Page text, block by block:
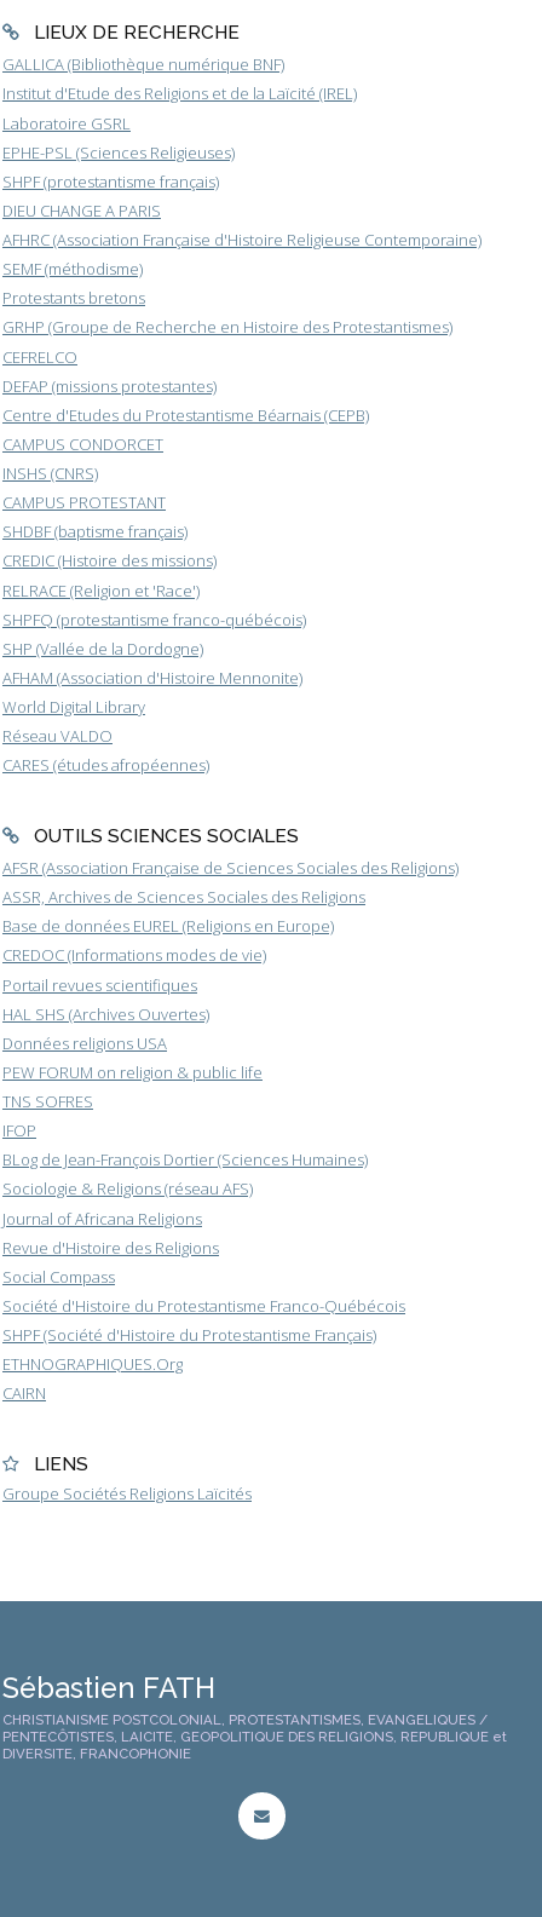
LIEUX DE RECHERCHE
GALLICA (Bibliothèque numérique BNF)
Institut d'Etude des Religions et de la Laïcité (IREL)
Laboratoire GSRL
EPHE-PSL (Sciences Religieuses)
SHPF (protestantisme français)
DIEU CHANGE A PARIS
AFHRC (Association Française d'Histoire Religieuse Contemporaine)
SEMF (méthodisme)
Protestants bretons
GRHP (Groupe de Recherche en Histoire des Protestantismes)
CEFRELCO
DEFAP (missions protestantes)
Centre d'Etudes du Protestantisme Béarnais (CEPB)
CAMPUS CONDORCET
INSHS (CNRS)
CAMPUS PROTESTANT
SHDBF (baptisme français)
CREDIC (Histoire des missions)
RELRACE (Religion et 'Race')
SHPFQ (protestantisme franco-québécois)
SHP (Vallée de la Dordogne)
AFHAM (Association d'Histoire Mennonite)
World Digital Library
Réseau VALDO
CARES (études afropéennes)
OUTILS SCIENCES SOCIALES
AFSR (Association Française de Sciences Sociales des Religions)
ASSR, Archives de Sciences Sociales des Religions
Base de données EUREL (Religions en Europe)
CREDOC (Informations modes de vie)
Portail revues scientifiques
HAL SHS (Archives Ouvertes)
Données religions USA
PEW FORUM on religion & public life
TNS SOFRES
IFOP
BLog de Jean-François Dortier (Sciences Humaines)
Sociologie & Religions (réseau AFS)
Journal of Africana Religions
Revue d'Histoire des Religions
Social Compass
Société d'Histoire du Protestantisme Franco-Québécois
SHPF (Société d'Histoire du Protestantisme Français)
ETHNOGRAPHIQUES.Org
CAIRN
LIENS
Groupe Sociétés Religions Laïcités
Sébastien FATH
CHRISTIANISME POSTCOLONIAL, PROTESTANTISMES, EVANGELIQUES /
PENTECÔTISTES, LAICITE, GEOPOLITIQUE DES RELIGIONS, REPUBLIQUE et
DIVERSITE, FRANCOPHONIE